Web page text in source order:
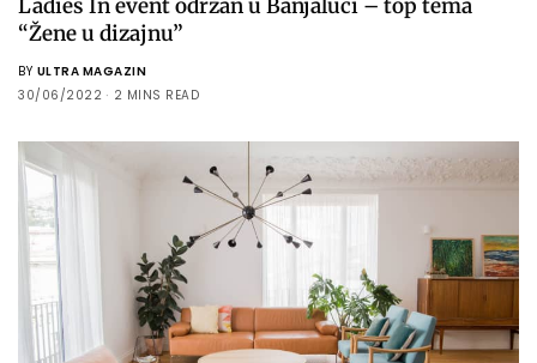
Ladies In event održan u Banjaluci – top tema
“Žene u dizajnu”
BY ULTRA MAGAZIN
30/06/2022
2 MINS READ